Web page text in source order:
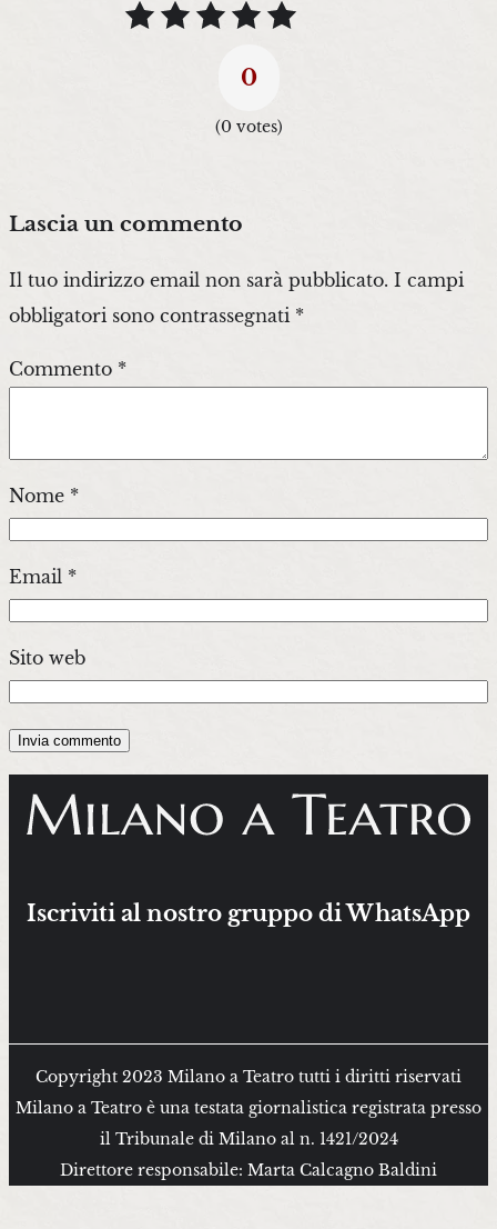
0
(0votes)
Lascia un commento
Il tuo indirizzo email non sarà pubblicato. I campi
obbligatori sono contrassegnati *
Commento *
Nome *
Email *
Sito web
Iscriviti al nostro gruppo di WhatsApp
Copyright 2023 Milano a Teatro tutti i diritti riservati
Milano a Teatro è una testata giornalistica registrata presso
il Tribunale di Milano al n. 1421/2024
Direttore responsabile: Marta Calcagno Baldini